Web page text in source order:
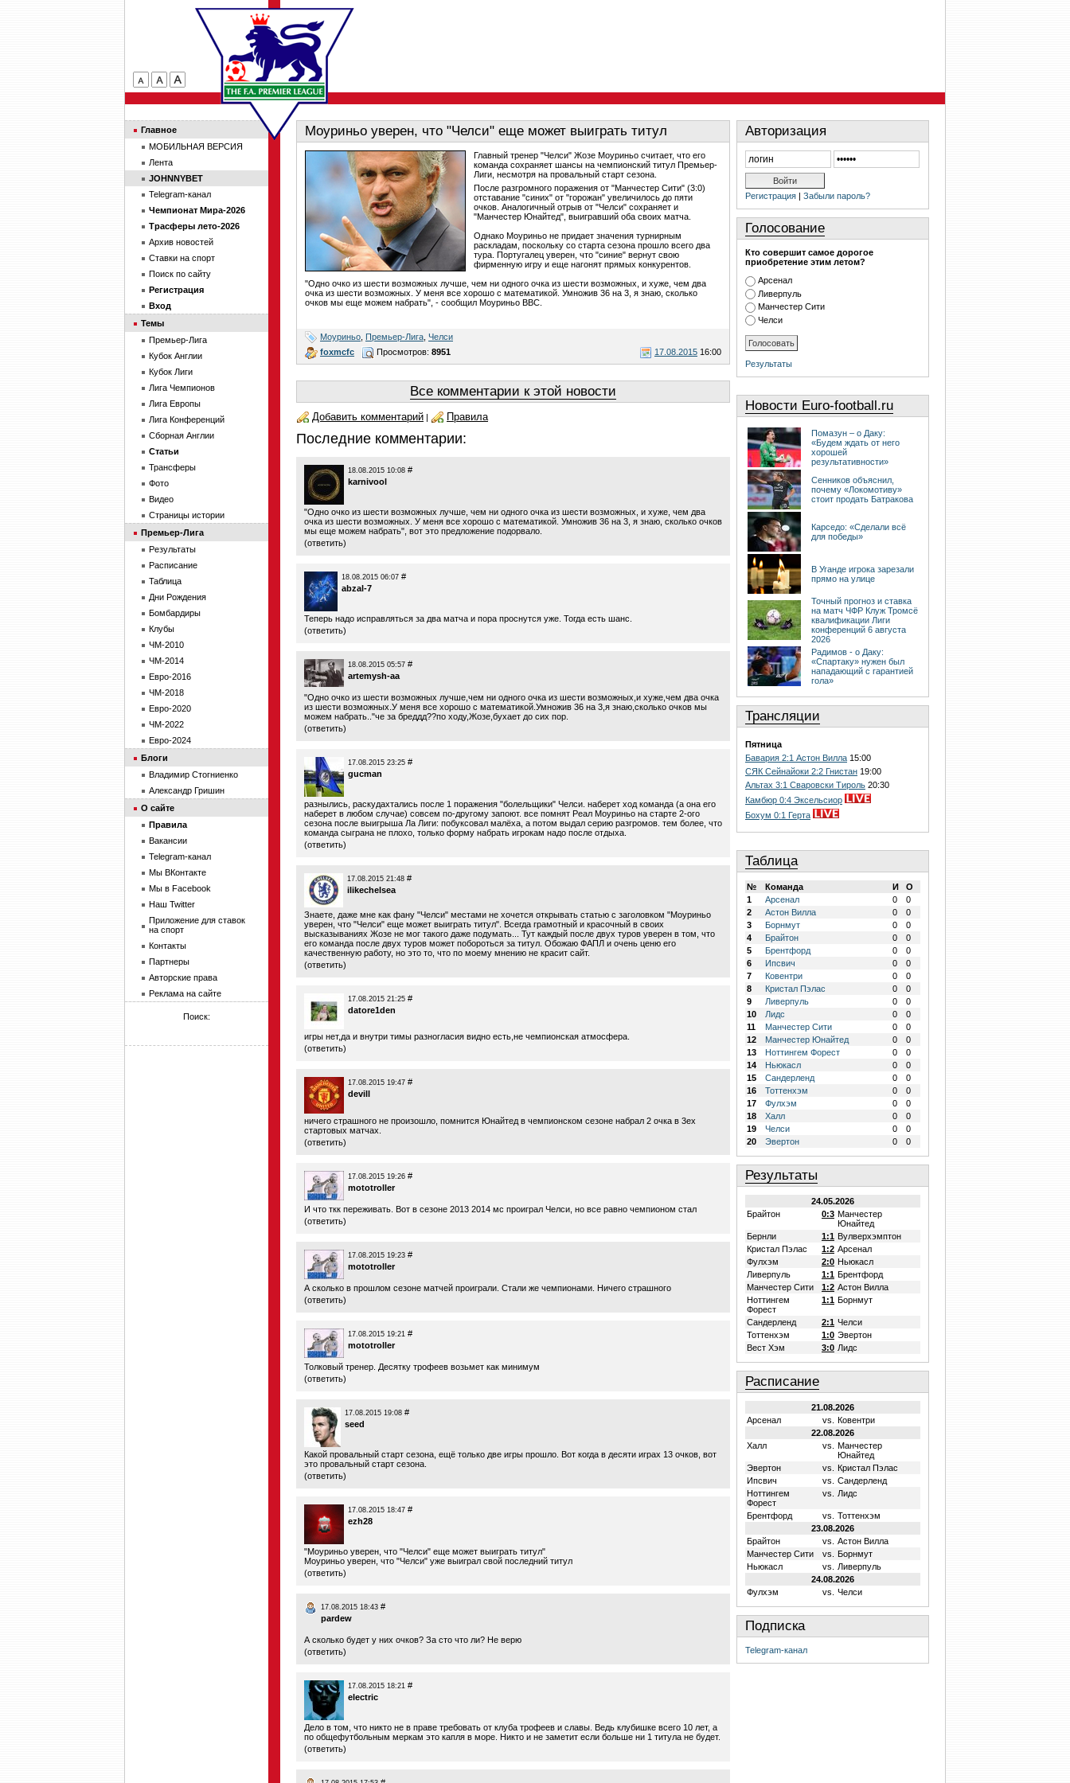
Моуриньо уверен, что "Челси" еще может выиграть титул
Главный тренер "Челси" Жозе Моуриньо считает, что его
команда сохраняет шансы на чемпионский титул Премьер-
Лиги, несмотря на провальный старт сезона.
После разгромного поражения от "Манчестер Сити" (3:0)
отставание "синих" от "горожан" увеличилось до пяти
очков. Аналогичный отрыв от "Челси" сохраняет и
"Манчестер Юнайтед", выигравший оба своих матча.
Однако Моуриньо не придает значения турнирным
раскладам, поскольку со старта сезона прошло всего два
тура. Португалец уверен, что "синие" вернут свою
фирменную игру и еще нагонят прямых конкурентов.
"Одно очко из шести возможных лучше, чем ни одного очка из шести возможных, и хуже, чем два
очка из шести возможных. У меня все хорошо с математикой. Умножив 36 на 3, я знаю, сколько
очков мы еще можем набрать", - сообщил Моуриньо BBC.
Моуриньо Премьер-Лига Челси
foxmcfc
17.08.2015 16:00
Просмотров: 8951
Все комментарии к этой новости
Добавить комментарий | Правила
Последние комментарии:
18.08.2015 10:08 #
karnivool
"Одно очко из шести возможных лучше, чем ни одного очка из шести возможных, и хуже, чем два
очка из шести возможных. У меня все хорошо с математикой. Умножив 36 на 3, я знаю, сколько очков
мы еще можем набрать", вот это предложение подорвало.
(ответить)
18.08.2015 06:07 #
abzal-7
Теперь надо исправляться за два матча и пора проснутся уже. Тогда есть шанс.
(ответить)
18.08.2015 05:57 #
artemysh-aa
"Одно очко из шести возможных лучше,чем ни одного очка из шести возможных,и хуже,чем два очка
из шести возможных.У меня все хорошо с математикой.Умножив 36 на 3,я знаю,сколько очков мы
можем набрать.."че за бреддд??по ходу,Жозе,бухает до сих пор.
(ответить)
17.08.2015 23:25 #
gucman
разнылись, раскудахтались после 1 поражения "болельщики" Челси. наберет ход команда (а она его
наберет в любом случае) совсем по-другому запоют. все помнят Реал Моуриньо на старте 2-ого
сезона после выигрыша Ла Лиги: побуксовал малёха, а потом выдал серию разгромов. тем более, что
команда сыграна не плохо, только форму набрать игрокам надо после отдыха.
(ответить)
17.08.2015 21:48 #
ilikechelsea
Знаете, даже мне как фану "Челси" местами не хочется открывать статью с заголовком "Моуриньо
уверен, что "Челси" еще может выиграть титул". Всегда грамотный и красочный в своих
высказываниях Жозе не мог такого даже подумать... Тут каждый после двух туров уверен в том, что
его команда после двух туров может побороться за титул. Обожаю ФАПЛ и очень ценю его
качественную работу, но это то, что по моему мнению не красит сайт.
(ответить)
17.08.2015 21:25 #
datore1den
игры нет,да и внутри тимы разногласия видно есть,не чемпионская атмосфера.
(ответить)
17.08.2015 19:47 #
devill
ничего страшного не произошло, помнится Юнайтед в чемпионском сезоне набрал 2 очка в 3ех
стартовых матчах.
(ответить)
17.08.2015 19:26 #
mototroller
И что ткк переживать. Вот в сезоне 2013 2014 мс проиграл Челси, но все равно чемпионом стал
(ответить)
17.08.2015 19:23 #
mototroller
А сколько в прошлом сезоне матчей проиграли. Стали же чемпионами. Ничего страшного
(ответить)
17.08.2015 19:21 #
mototroller
Толковый тренер. Десятку трофеев возьмет как минимум
(ответить)
17.08.2015 19:08 #
seed
Какой провальный старт сезона, ещё только две игры прошло. Вот когда в десяти играх 13 очков, вот
это провальный старт сезона.
(ответить)
17.08.2015 18:47 #
ezh28
"Моуриньо уверен, что "Челси" еще может выиграть титул"
Моуриньо уверен, что "Челси" уже выиграл свой последний титул
(ответить)
17.08.2015 18:43 #
pardew
А сколько будет у них очков? За сто что ли? Не верю
(ответить)
17.08.2015 18:21 #
electric
Дело в том, что никто не в праве требовать от клуба трофеев и славы. Ведь клубишке всего 10 лет, а
по общефутбольным меркам это капля в море. Никто и не заметит если больше ни 1 титула не будет.
(ответить)
Авторизация
Регистрация | Забыли пароль?
Голосование
Кто совершит самое дорогое
приобретение этим летом?
Арсенал
Ливерпуль
Манчестер Сити
Челси
Результаты
Новости Euro-football.ru
Помазун – о Даку:
«Будем ждать от него
хорошей
результативности»
Сенников объяснил,
почему «Локомотиву»
стоит продать Батракова
Карседо: «Сделали всё
для победы»
В Уганде игрока зарезали
прямо на улице
Точный прогноз и ставка
на матч ЧФР Клуж Тромсё
квалификации Лиги
конференций 6 августа
2026
Радимов - о Даку:
«Спартаку» нужен был
нападающий с гарантией
гола»
Трансляции
Пятница
Бавария 2:1 Астон Вилла 15:00
СЯК Сейнайоки 2:2 Гнистан 19:00
Альтах 3:1 Сваровски Тироль 20:30
Камбюр 0:4 Эксельсиор
Бохум 0:1 Герта
Таблица
№ Команда И
О
1
Арсенал 0
0
2
Астон Вилла 0
0
3
Борнмут 0
0
4
Брайтон 0
0
5
Брентфорд 0
0
6
Ипсвич 0
0
7
Ковентри 0
0
8
Кристал Пэлас 0
0
9
Ливерпуль 0
0
10
Лидс 0
0
11
Манчестер Сити 0
0
12
Манчестер Юнайтед 0
0
13
Ноттингем Форест 0
0
14
Ньюкасл 0
0
15
Сандерленд 0
0
16
Тоттенхэм 0
0
17
Фулхэм 0
0
18
Халл 0
0
19
Челси 0
0
20
Эвертон 0 0
Результаты
24.05.2026
Брайтон
0:3 Манчестер
Юнайтед
Бернли
1:1 Вулверхэмптон
Кристал Пэлас
1:2 Арсенал
Фулхэм
2:0 Ньюкасл
Ливерпуль
1:1 Брентфорд
Манчестер Сити
1:2 Астон Вилла
Ноттингем
Форест
1:1 Борнмут
Сандерленд 2:1 Челси
Тоттенхэм
1:0 Эвертон
Вест Хэм
3:0 Лидс
Расписание
21.08.2026
Арсенал
vs.
Ковентри
22.08.2026
Халл
vs.
Манчестер
Юнайтед
Эвертон
vs.
Кристал Пэлас
Ипсвич
vs.
Сандерленд
Ноттингем
Форест
vs. Лидс
Брентфорд vs.
Тоттенхэм
23.08.2026
Брайтон
vs.
Астон Вилла
Манчестер Сити
vs.
Борнмут
Ньюкасл
vs.
Ливерпуль
24.08.2026
Фулхэм
vs. Челси
Подписка
Telegram-канал
Главное
МОБИЛЬНАЯ ВЕРСИЯ
Лента
JOHNNYBET
Telegram-канал
Чемпионат Мира-2026
Трасферы лето-2026
Архив новостей
Ставки на спорт
Поиск по сайту
Регистрация
Вход
Темы
Премьер-Лига
Кубок Англии
Кубок Лиги
Лига Чемпионов
Лига Европы
Лига Конференций
Сборная Англии
Статьи
Трансферы
Фото
Видео
Страницы истории
Премьер-Лига
Результаты
Расписание
Таблица
Дни Рождения
Бомбардиры
Клубы
ЧМ-2010
ЧМ-2014
Евро-2016
ЧМ-2018
Евро-2020
ЧМ-2022
Евро-2024
Блоги
Владимир Стогниенко
Александр Гришин
О сайте
Правила
Вакансии
Telegram-канал
Мы ВКонтакте
Мы в Facebook
Наш Twitter
Приложение для ставок
на спорт
Контакты
Партнеры
Авторские права
Реклама на сайте
Поиск: